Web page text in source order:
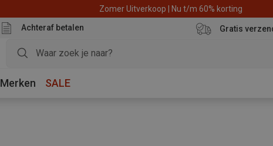
Zomer Uitverkoop | Nu t/m 60% korting
Achteraf betalen Gratis
Merken SALE